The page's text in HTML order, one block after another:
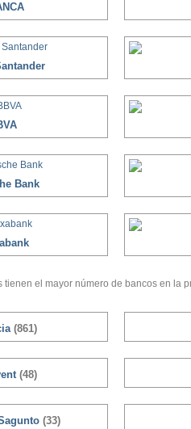
Bank
tienen el mayor número de bancos en la
(861)
(48)
(33)